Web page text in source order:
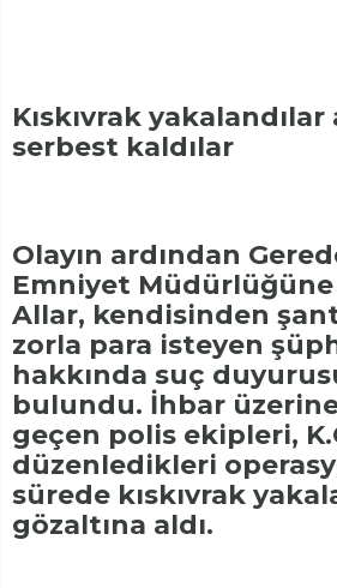
Kıskıvrak
serbest kaldılar
Olayın ardından
Emniyet
Allar, kendisinden
zorla para isteyen
hakkında suç
bulundu. İhbar
geçen polis ekipleri,
düzenledikleri
sürede kıskıvrak
gözaltına aldı.